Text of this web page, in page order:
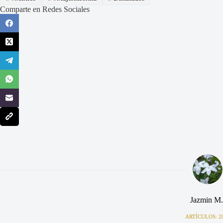
Comparte en Redes Sociales
Jazmin
ARTÍCULOS: